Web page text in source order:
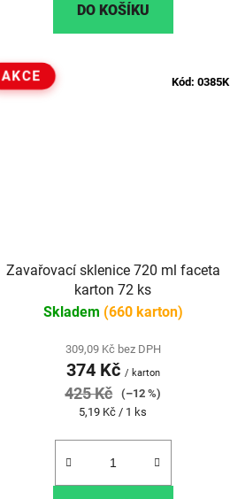
DO KOŠÍKU
AKCE
Zavařovací sklenice 720 ml faceta
karton 72 ks
Skladem (660 karton)
309,09 Kč bez DPH
374 Kč / karton
425 Kč
(–12 %)
Měrná
5,19 Kč / 1 ks
Kód: 0385K